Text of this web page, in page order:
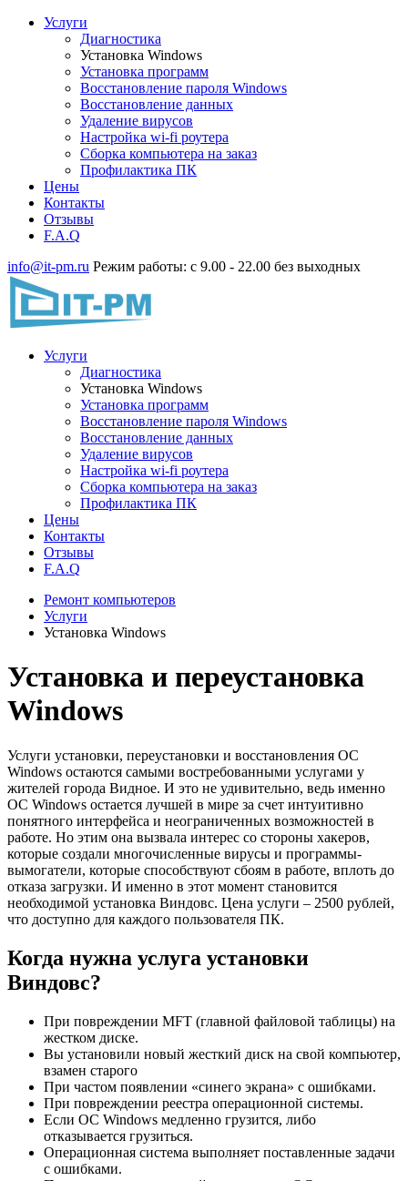
Услуги
Диагностика
Установка Windows
Установка программ
Восстановление пароля Windows
Восстановление данных
Удаление вирусов
Настройка wi-fi роутера
Сборка компьютера на заказ
Профилактика ПК
Цены
Контакты
Отзывы
F.A.Q
info@it-pm.ru Режим работы: с 9.00 - 22.00 без выходных
Услуги
Диагностика
Установка Windows
Установка программ
Восстановление пароля Windows
Восстановление данных
Удаление вирусов
Настройка wi-fi роутера
Сборка компьютера на заказ
Профилактика ПК
Цены
Контакты
Отзывы
F.A.Q
Ремонт компьютеров
Услуги
Установка Windows
Установка и переустановка
Windows
Услуги установки, переустановки и восстановления ОС
Windows остаются самыми востребованными услугами у
жителей города Видное. И это не удивительно, ведь именно
ОС Windows остается лучшей в мире за счет интуитивно
понятного интерфейса и неограниченных возможностей в
работе. Но этим она вызвала интерес со стороны хакеров,
которые создали многочисленные вирусы и программы-
вымогатели, которые способствуют сбоям в работе, вплоть до
отказа загрузки. И именно в этот момент становится
необходимой установка Виндовс. Цена услуги – 2500 рублей,
что доступно для каждого пользователя ПК.
Когда нужна услуга установки
Виндовс?
При повреждении MFT (главной файловой таблицы) на
жестком диске.
Вы установили новый жесткий диск на свой компьютер,
взамен старого
При частом появлении «синего экрана» с ошибками.
При повреждении реестра операционной системы.
Если ОС Windows медленно грузится, либо
отказывается грузиться.
Операционная система выполняет поставленные задачи
с ошибками.